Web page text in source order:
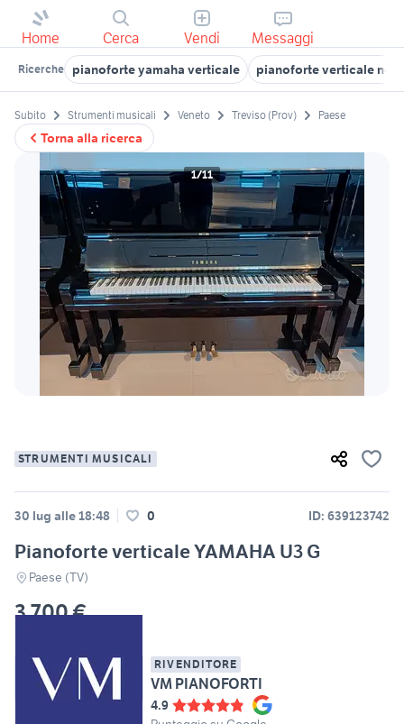
Home Cerca Vendi Messaggi
Ricerche pianoforte yamaha verticale pianoforte verticale nero
Torna alla ricerca
Subito Strumenti musicali Veneto Treviso (Prov) Paese
1/11
STRUMENTI MUSICALI
30 lug alle 18:48 0 ID: 639123742
Pianoforte verticale YAMAHA U3 G
Paese (TV)
3.700 €
RIVENDITORE
VM PIANOFORTI
4.9